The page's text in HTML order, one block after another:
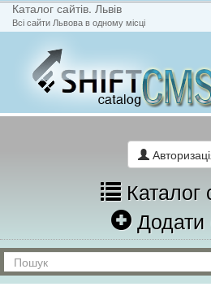
Каталог сайтів. Львів
Всі сайти Львова в одному місці
Каталог
Додати